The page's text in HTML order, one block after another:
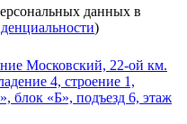
данных в
)
Московский, 22-ой км.
4, строение 1,
блок «Б», подъезд 6, этаж